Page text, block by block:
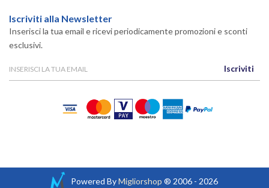
Iscriviti alla Newsletter
Inserisci la tua email e ricevi periodicamente promozioni e sconti
esclusivi.
Iscriviti
Powered ByMigliorshop ® 2006 - 2026